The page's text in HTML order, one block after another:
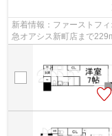
新着情報：ファーストフ
急オアシス新町店まで